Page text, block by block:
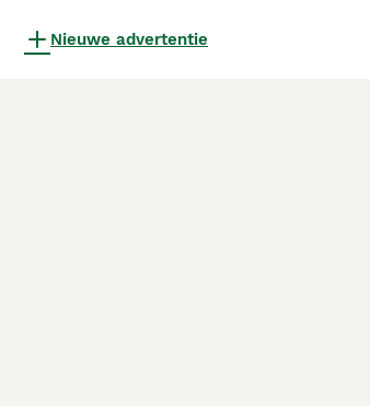
Nieuwe advertentie